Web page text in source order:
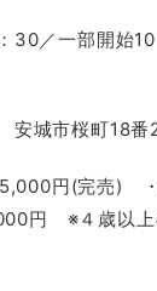
30／一部開始
城市桜町18番
円(完売)
円 ※４歳以上